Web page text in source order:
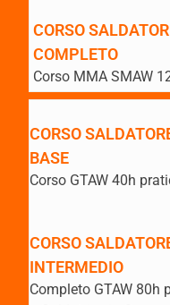
CORSO
COMPLETO
Corso MMA SMAW
CORSO
BASE
Corso GTAW 40h
CORSO
INTERMEDIO
Completo GTAW 80h